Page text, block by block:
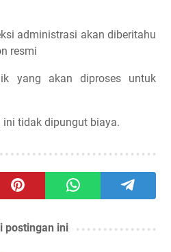
administrasi akan diberitahu
resmi
yang akan diproses untuk
ini tidak dipungut biaya.
postingan ini